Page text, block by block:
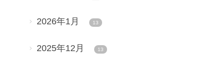
2026年1月 13
2025年12月 13